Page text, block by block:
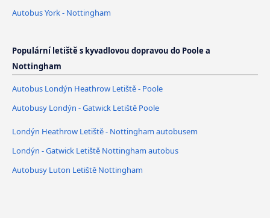
Autobus York - Nottingham
Populární letiště s kyvadlovou dopravou do Poole a
Nottingham
Autobus Londýn Heathrow Letiště - Poole
Autobusy Londýn - Gatwick Letiště Poole
Londýn Heathrow Letiště - Nottingham autobusem
Londýn - Gatwick Letiště Nottingham autobus
Autobusy Luton Letiště Nottingham